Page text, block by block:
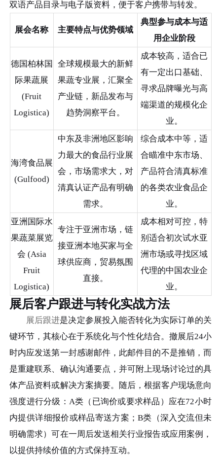
双语产品目录与电子版资料，便于客户携带与转发。
展会名称 主要特点与优势领域
典型参与成本与适
用企业阶段
德国柏林国
际果蔬展
(Fruit
Logistica)
全球规模最大的新鲜
果蔬专业展，汇聚全
产业链，新品发布与
趋势洞察平台。
成本较高，适合已
有一定出口基础、
寻求品牌曝光与高
端渠道的规模化企
业。
海湾食品展
(Gulfood)
中东及非洲地区影响
力最大的食品行业展
会，市场需求大，对
清真认证产品有明确
需求。
综合成本中等，适
合瞄准中东市场、
产品符合清真标准
的各类农业食品企
业。
亚洲国际水
果蔬菜展览
会 (Asia
Fruit
Logistica)
专注于亚洲市场，链
接亚洲本地买家与全
球供应商，贸易氛围
直接。
成本相对可控，特
别适合初次试水亚
洲市场或寻找区域
代理的中国农业企
业。
展后客户跟进与转化实战方法
展后跟进是决定参展投入能否转化为实际订单的关
键环节，其核心在于系统化与个性化结合。撤展后24小
时内应发送第一封感谢邮件，此邮件目的不是推销，而
是重建联系、确认沟通要点，并可附上现场讨论过的具
体产品资料或解决方案摘要。随后，根据客户现场意向
强度进行分级：A类（已询价或要求样品）应在72小时
内提供详细报价或样品寄送方案；B类（深入交流但未
明确需求）可在一周后发送相关行业报告或应用案例，
以提供持续价值的方式保持互动。